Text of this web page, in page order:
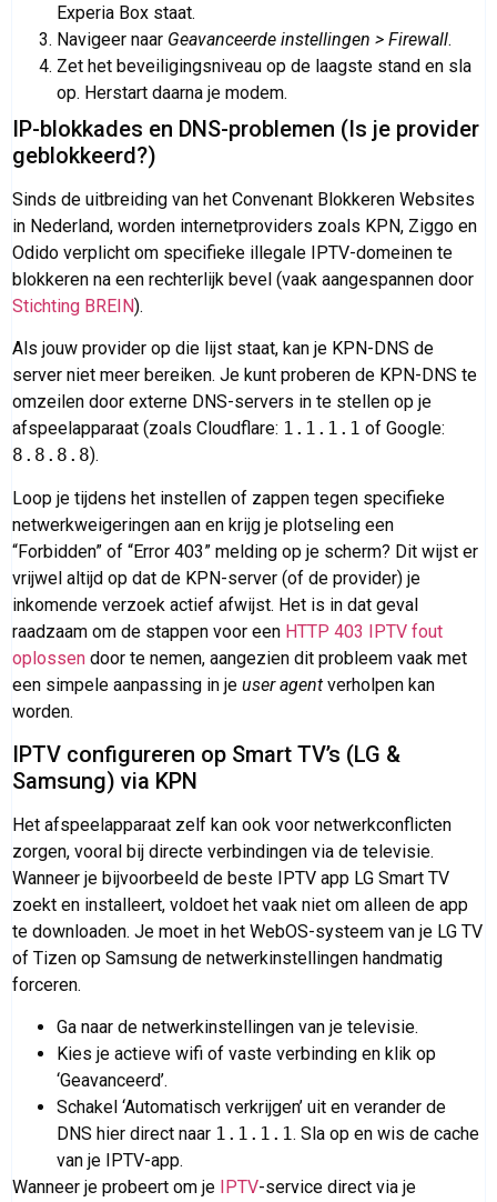
Experia Box staat.
Navigeer naar Geavanceerde instellingen > Firewall.
Zet het beveiligingsniveau op de laagste stand en sla
op. Herstart daarna je modem.
IP-blokkades en DNS-problemen (Is je provider
geblokkeerd?)
Sinds de uitbreiding van het Convenant Blokkeren Websites
in Nederland, worden internetproviders zoals KPN, Ziggo en
Odido verplicht om specifieke illegale IPTV-domeinen te
blokkeren na een rechterlijk bevel (vaak aangespannen door
Stichting BREIN).
Als jouw provider op die lijst staat, kan je KPN-DNS de
server niet meer bereiken. Je kunt proberen de KPN-DNS te
omzeilen door externe DNS-servers in te stellen op je
afspeelapparaat (zoals Cloudflare: 1.1.1.1 of Google:
8.8.8.8).
Loop je tijdens het instellen of zappen tegen specifieke
netwerkweigeringen aan en krijg je plotseling een
“Forbidden” of “Error 403” melding op je scherm? Dit wijst er
vrijwel altijd op dat de KPN-server (of de provider) je
inkomende verzoek actief afwijst. Het is in dat geval
raadzaam om de stappen voor een HTTP 403 IPTV fout
oplossen door te nemen, aangezien dit probleem vaak met
een simpele aanpassing in je user agent verholpen kan
worden.
IPTV configureren op Smart TV’s (LG &
Samsung) via KPN
Het afspeelapparaat zelf kan ook voor netwerkconflicten
zorgen, vooral bij directe verbindingen via de televisie.
Wanneer je bijvoorbeeld de beste IPTV app LG Smart TV
zoekt en installeert, voldoet het vaak niet om alleen de app
te downloaden. Je moet in het WebOS-systeem van je LG TV
of Tizen op Samsung de netwerkinstellingen handmatig
forceren.
Ga naar de netwerkinstellingen van je televisie.
Kies je actieve wifi of vaste verbinding en klik op
‘Geavanceerd’.
Schakel ‘Automatisch verkrijgen’ uit en verander de
DNS hier direct naar 1.1.1.1. Sla op en wis de cache
van je IPTV-app.
Wanneer je probeert om je
IPTV-service direct via je